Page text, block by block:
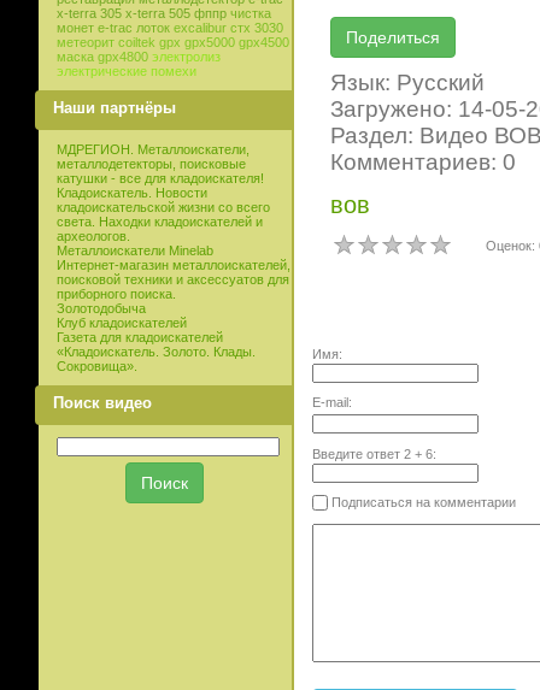
x-terra 305 x-terra 505 фппр чистка
монет e-trac лоток excalibur стх 3030
метеорит coiltek gpx gpx5000 gpx4500
маска gpx4800 электролиз
электрические помехи
Наши партнёры
МДРЕГИОН. Металлоискатели,
металлодетекторы, поисковые
катушки - все для кладоискателя!
Кладоискатель. Новости
кладоискательской жизни со всего
света. Находки кладоискателей и
археологов.
Металлоискатели Minelab
Интернет-магазин металлоискателей,
поисковой техники и аксессуатов для
приборного поиска.
Золотодобыча
Клуб кладоискателей
Газета для кладоискателей
«Кладоискатель. Золото. Клады.
Сокровища».
Поиск видео
Язык: Русский
Загружено: 14-05-
Раздел: Видео
Комментариев: 0
вов
Оценок:
Имя:
E-mail:
Введите ответ 2+ 6:
Подписаться на комментарии